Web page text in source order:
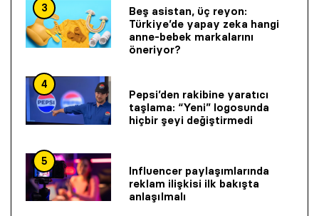
3
Beş asistan, üç reyon:
Türkiye’de yapay zeka hangi
anne-bebek markalarını
öneriyor?
4
Pepsi’den rakibine yaratıcı
taşlama: “Yeni” logosunda
hiçbir şeyi değiştirmedi
5
Influencer paylaşımlarında
reklam ilişkisi ilk bakışta
anlaşılmalı